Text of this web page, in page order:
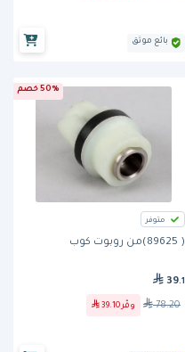
بائع موثق
50% خصم
متوفر
( 89625)من روبوت كوب
39.1
78.20 وفّر 39.10